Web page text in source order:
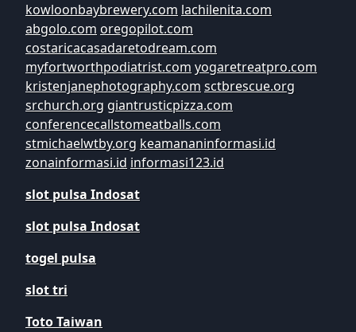
kowloonbaybrewery.com lachilenita.com
abgolo.com oregopilot.com
costaricacasadaretodream.com
myfortworthpodiatrist.com yogaretreatpro.com
kristenjanephotography.com sctbrescue.org
srchurch.org giantrusticpizza.com
conferencecallstomeatballs.com
stmichaelwtby.org keamananinformasi.id
zonainformasi.id informasi123.id
slot pulsa Indosat
slot pulsa Indosat
togel pulsa
slot tri
Toto Taiwan